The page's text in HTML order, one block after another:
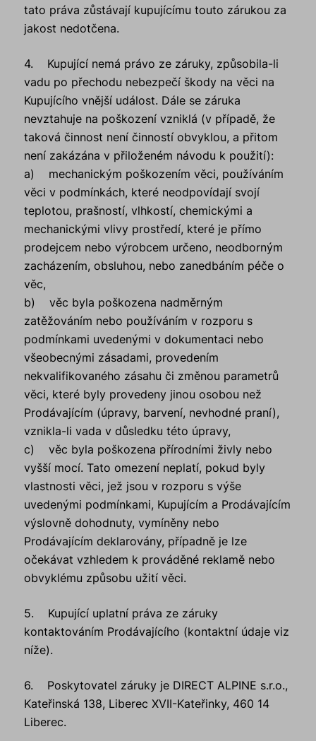
tato práva zůstávají kupujícímu touto zárukou za
jakost nedotčena.
4. Kupující nemá právo ze záruky, způsobila-li
vadu po přechodu nebezpečí škody na věci na
Kupujícího vnější událost. Dále se záruka
nevztahuje na poškození vzniklá (v případě, že
taková činnost není činností obvyklou, a přitom
není zakázána v přiloženém návodu k použití):
a) mechanickým poškozením věci, používáním
věci v podmínkách, které neodpovídají svojí
teplotou, prašností, vlhkostí, chemickými a
mechanickými vlivy prostředí, které je přímo
prodejcem nebo výrobcem určeno, neodborným
zacházením, obsluhou, nebo zanedbáním péče o
věc,
b) věc byla poškozena nadměrným
zatěžováním nebo používáním v rozporu s
podmínkami uvedenými v dokumentaci nebo
všeobecnými zásadami, provedením
nekvalifikovaného zásahu či změnou parametrů
věci, které byly provedeny jinou osobou než
Prodávajícím (úpravy, barvení, nevhodné praní),
vznikla-li vada v důsledku této úpravy,
c) věc byla poškozena přírodními živly nebo
vyšší mocí. Tato omezení neplatí, pokud byly
vlastnosti věci, jež jsou v rozporu s výše
uvedenými podmínkami, Kupujícím a Prodávajícím
výslovně dohodnuty, vymíněny nebo
Prodávajícím deklarovány, případně je lze
očekávat vzhledem k prováděné reklamě nebo
obvyklému způsobu užití věci.
5. Kupující uplatní práva ze záruky
kontaktováním Prodávajícího (kontaktní údaje viz
níže).
6. Poskytovatel záruky je DIRECT ALPINE s.r.o.,
Kateřinská 138, Liberec XVII-Kateřinky, 460 14
Liberec.